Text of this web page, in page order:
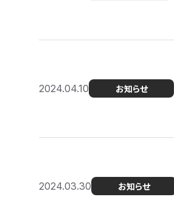
2024.04.10 お知らせ
2024.03.30 お知らせ